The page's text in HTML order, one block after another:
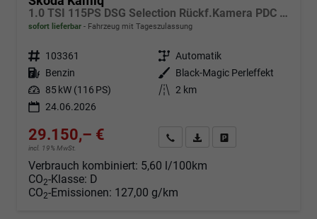
1.0 TSI 115PS DSG Selection Rückf.Kamera PDC v+h Sitzheizung Klimaautomatik Skoda-Radio Apple CarPlay + Android Auto Tempomat Garantieverlängerung 16"LM
sofort lieferbar Fahrzeug mit Tageszulassung
Fahrzeugnr. 103361 Getriebe Automatik
Kraftstoff Benzin Außenfarbe
Black-Magic Perleffekt
Leistung 85 kW (116 PS) Kilometerstand 2 km
24.06.2026
29.150,– €
incl. 19% MwSt.
Angebot anfordern
Fahrzeugexpose (PDF)
Verbrauch kombiniert: 5,60 l/100km
CO2-Klasse: D
CO2-Emissionen: 127,00 g/km